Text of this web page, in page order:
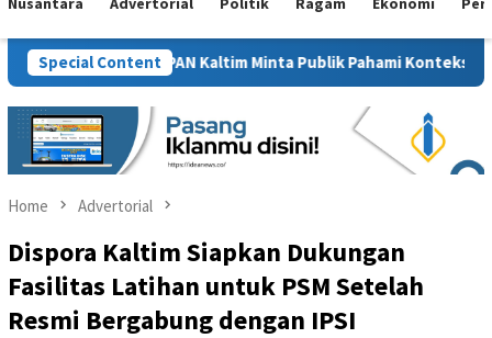
Special Content
BM PAN Kaltim Minta Publik Pahami Konteks Pidato Secara
Home Advertorial
Dispora Kaltim Siapkan Dukungan
Fasilitas Latihan untuk PSM Setelah
Resmi Bergabung dengan IPSI